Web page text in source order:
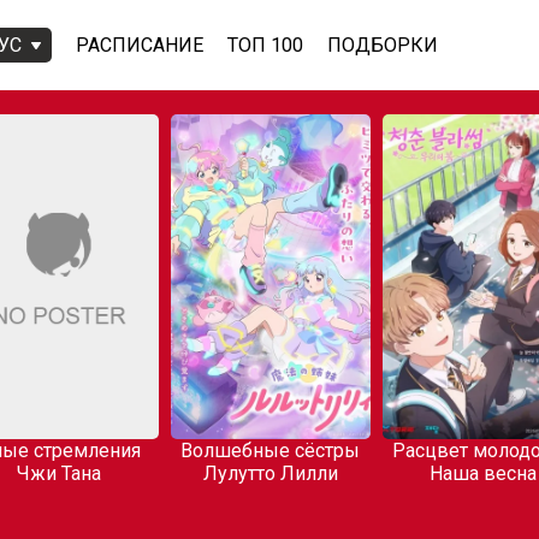
РАСПИСАНИЕ ТОП 100 ПОДБОРКИ
стремления
Чжи Тана
Волшебные сёстры
Лулутто Лилли
Расцвет
Наша весна